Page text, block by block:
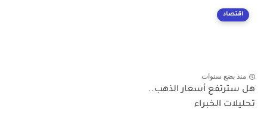
اقتصاد
منذ بضع سنوات
هل سترتفع أسعار الذهب..
تحليلات الخبراء